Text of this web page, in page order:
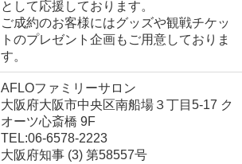
として応援しております。
ご成約のお客様にはグッズや観戦チケッ
トのプレゼント企画もご用意しておりま
す。
AFLOファミリーサロン
大阪府大阪市中央区南船場３丁目5-17 ク
オーツ心斎橋 9F
TEL:06-6578-2223
大阪府知事 (3) 第58557号